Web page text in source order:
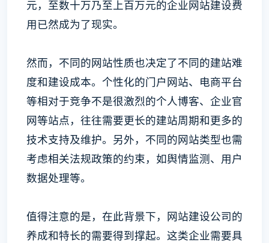
元，至数十万乃至上百万元的企业网站建设费
用已然成为了现实。
然而，不同的网站性质也决定了不同的建站难
度和建设成本。个性化的门户网站、电商平台
等相对于竞争不是很激烈的个人博客、企业官
网等站点，往往需要更长的建站周期和更多的
技术支持及维护。另外，不同的网站类型也需
考虑相关法规政策的约束，如舆情监测、用户
数据处理等。
值得注意的是，在此背景下，网站建设公司的
养成和特长的需要得到撑起。这类企业需要具